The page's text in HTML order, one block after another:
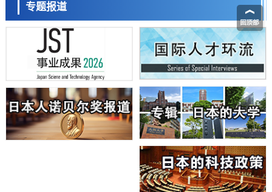
藤田医科大学等成功鉴定出非结核分枝杆菌生存的必需基因，首次揭示
该基因的必要性因菌株而异
经济・社会
【AI法下篇】如何应对AI的不可控性——中央大学平野晋教授专访
科学研究
日本学术会议：为保持土壤健康应采取哪些措施？探讨土壤保护与强化
的具体对策
科学研究
大阪大学开发基于水氢键网络的温度预测新方法，AI从分子排列信息中
高精度解读
经济・社会
【AI法上篇】如何对“将人生交给AI”保持危机感——中央大学平野晋教
庆应义塾大学阐明脑内“游击手”小胶质细胞包裹保护受损神经细胞的机
制，有望用于开发阿尔茨海默病等疾病疗法
专题报道